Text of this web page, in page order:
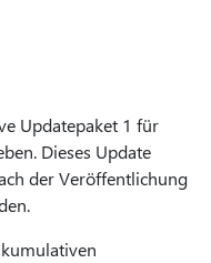
Updatepaket 1 für
Dieses Update
der Veröffentlichung